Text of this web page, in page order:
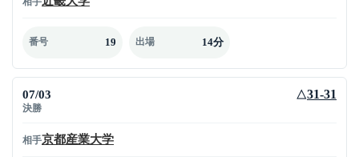
番号 19 出場 14分
07/03
決勝
△31-31
相手京都産業大学